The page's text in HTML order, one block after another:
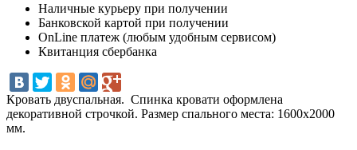
Наличные курьеру при получении
Банковской картой при получении
OnLine платеж (любым удобным сервисом)
Квитанция сбербанка
Кровать двуспальная. Спинка кровати оформлена
декоративной строчкой. Размер спального места: 1600х2000
мм.